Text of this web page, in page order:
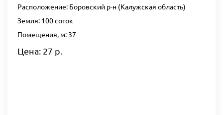
Расположение: Боровский р-н (Калужская область)
Земля: 100 соток
Помещения, м: 37
Цена: 27 р.